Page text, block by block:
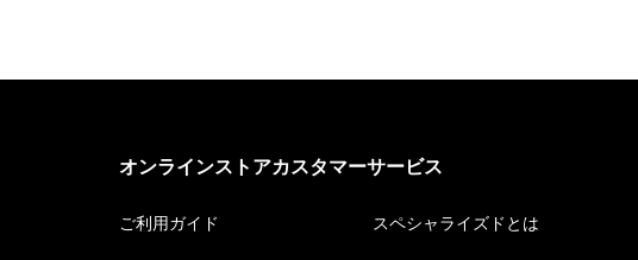
オンラインストアカスタマーサービス
ご利用ガイド スペシャライズドとは